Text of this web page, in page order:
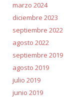
marzo 2024
diciembre 2023
septiembre 2022
agosto 2022
septiembre 2019
agosto 2019
julio 2019
junio 2019